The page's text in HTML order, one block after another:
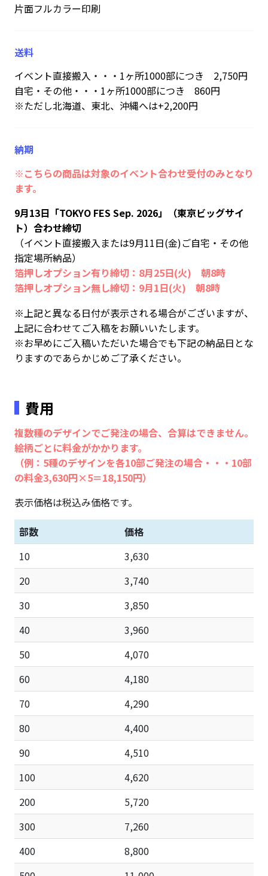
片面フルカラー印刷
送料
イベント直接搬入・・・1ヶ所1000部につき 2,750円
自宅・その他・・・1ヶ所1000部につき 860円
※ただし北海道、東北、沖縄へは+2,200円
納期
※こちらの商品は対象のイベント合わせ受付のみとなり
ます。
9月13日「TOKYO FES Sep. 2026」（東京ビッグサイ
ト）合わせ締切
（イベント直接搬入または9月11日(金)ご自宅・その他
指定場所納品）
箔押しオプション有り締切：8月25日(火) 朝8時
箔押しオプション無し締切：9月1日(火) 朝8時
※上記と異なる日付が表示される場合がございますが、
上記に合わせてご入稿をお願いいたします。
※お早めにご入稿いただいた場合でも下記の納品日とな
りますのであらかじめご了承ください。
費用
複数種のデザインでご発注の場合、合算はできません。
絵柄ごとに料金がかかります。
（例：5種のデザインを各10部ご発注の場合・・・10部
の料金3,630円×5＝18,150円）
表示価格は税込み価格です。
部数
価格
10
3,630
20
3,740
30
3,850
40
3,960
50
4,070
60
4,180
70
4,290
80
4,400
90
4,510
100
4,620
200
5,720
300
7,260
400
8,800